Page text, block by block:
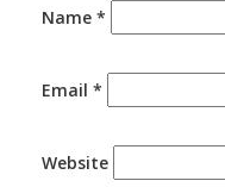
Name *
Email *
Website